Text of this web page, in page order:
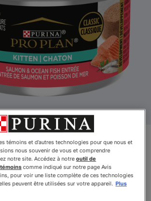
Chaton Entrée de
Poisson de Mer
Nourriture Humide
témoins et d’autres technologies pour que nous et
nous souvenir de vous et comprendre
notre site. Accédez à notreoutil de
comme indiqué sur notre page Avis
pour voir une liste complète de ces technologies
peuvent être utilisées sur votre appareil. Plus